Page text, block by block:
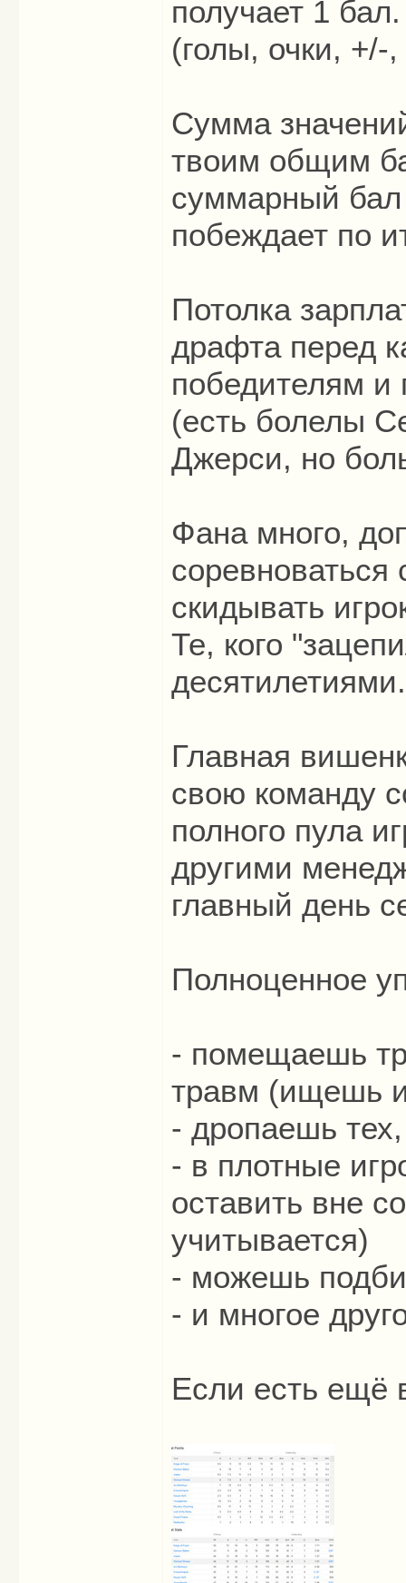
получает 1
(голы, очки, +/-
Сумма
твоим общим
суммарный бал
побеждает по
Потолка
драфта перед
победителям
(есть болелы
Джерси, но
Фана много,
скидывать
Те, кого
Главная
свою команду
полного пула
другими
главный день
Полноценное
- помещаешь
травм (ищешь
- дропаешь
- в плотные
оставить вне
учитывается)
- можешь
- и многое
Если есть ещё